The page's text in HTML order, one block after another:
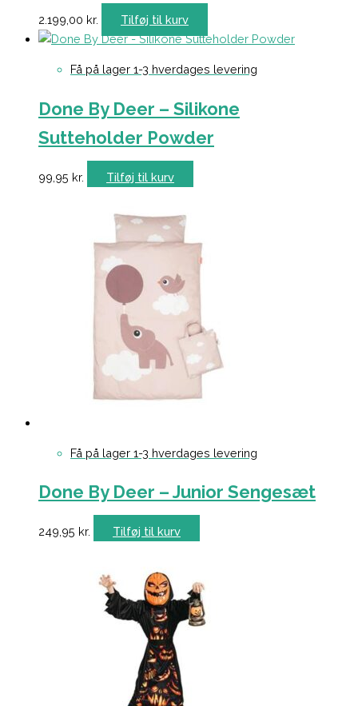
2.199,00 kr. Tilføj til kurv
Få på lager 1-3 hverdages levering
Done By Deer – Silikone
Sutteholder Powder
99,95 kr. Tilføj til kurv
Få på lager 1-3 hverdages levering
Done By Deer – Junior Sengesæt
249,95 kr. Tilføj til kurv